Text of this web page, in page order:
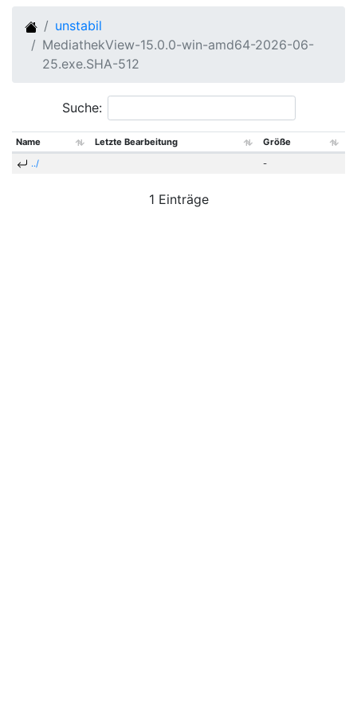
unstabil
MediathekView-15.0.0-win-amd64-2026-06-
25.exe.SHA-512
Suche:
Name Letzte Bearbeitung
Größe
../
-
1 Einträge